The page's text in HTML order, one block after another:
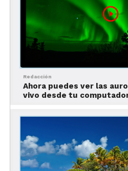
Redacción
Ahora puedes ver las
vivo desde tu